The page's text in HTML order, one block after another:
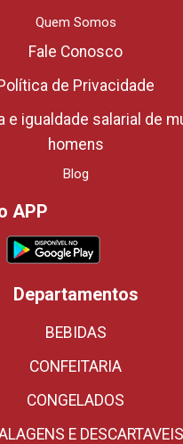
Quem Somos
Fale Conosco
de Privacidade
e igualdade salarial de
homens
Blog
APP
Departamentos
BEBIDAS
CONFEITARIA
CONGELADOS
E DESCARTAVEIS